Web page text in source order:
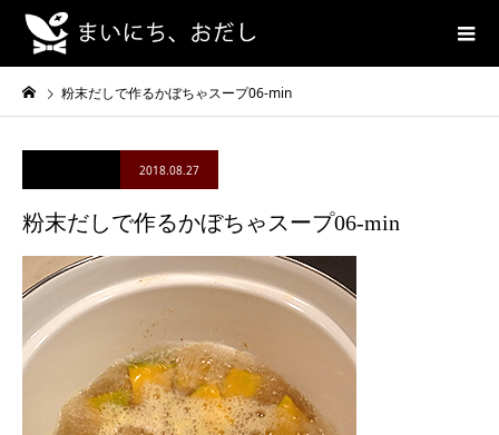
粉末だしで作るかぼちゃスープ06-min
2018.08.27
粉末だしで作るかぼちゃスープ06-min